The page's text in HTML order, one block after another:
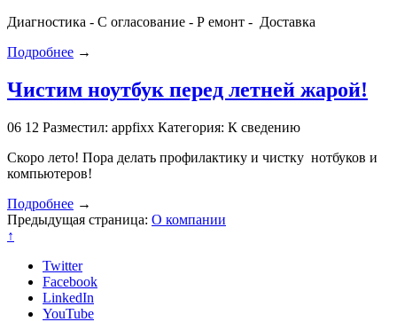
Диагностика - С огласование - Р емонт - Доставка
Подробнее →
Чистим ноутбук перед летней жарой!
06 12 Разместил: appfixx Категория: К сведению
Скоро лето! Пора делать профилактику и чистку нотбуков и
компьютеров!
Подробнее →
Предыдущая страница: О компании
↑
Twitter
Facebook
LinkedIn
YouTube